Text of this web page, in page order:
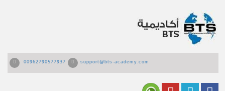
00962790577937 support@bts-academy.com